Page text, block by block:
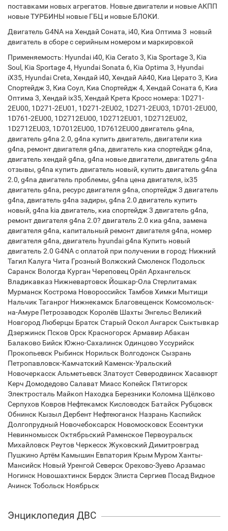
поставками новых агрегатов. Новые двигатели и новые АКПП
новые ТУРБИНЫ новые ГБЦ и новые БЛОКИ.
Двигатель G4NA на Хендай Соната, i40, Киа Оптима 3 новый
двигатель в сборе с серийным номером и маркировкой
Применяемость: Hyundai i40, Kia Cerato 3, Kia Sportage 3, Kia
Soul, Kia Sportage 4, Hyundai Sonata 6, Kia Optima 3, Hyundai
iX35, Hyundai Creta, Хендай i40, Хендай Ай40, Киа Церато 3, Киа
Спортейдж 3, Киа Соул, Киа Спортейдж 4, Хендай Соната 6, Киа
Оптима 3, Хендай ix35, Хендай Крета Кросс номера: 1D271-
2EU00, 1D271-2EU01, 1D271-2EU02, 1D271-2EU03, 1D701-2EU00,
1D761-2EU00, 1D2712EU00, 1D2712EU01, 1D2712EU02,
1D2712EU03, 1D7012EU00, 1D7612EU00 двигатель g4na,
двигатель g4na 2.0, g4na купить двигатель, двигатели киа
g4na, ремонт двигателя g4na, двигатель киа спортейдж g4na,
двигатель хендай g4na, g4na новые двигатели, двигатель g4na
отзывы, g4na купить двигатель новый, купить двигатель g4na
2.0, g4na двигатель проблемы, g4na цена двигателя, ix35
двигатель g4na, ресурс двигателя g4na, спортейдж 3 двигатель
g4na, двигатель g4na задиры, g4na 2.0 двигатель купить
новый, g4na kia двигатель, киа спортейдж 3 двигатель g4na,
ремонт двигателя g4na 2.0? двигатель 2.0 киа g4na, замена
двигателя g4na, капитальный ремонт двигателя g4na, номер
двигателя g4na, двигатель hyundai g4na Купить новый
двигатель 2.0 G4NA с оплатой при получении в город: Нижний
Тагил Калуга Чита Грозный Волжский Смоленск Подольск
Саранск Вологда Курган Череповец Орёл Архангельск
Владикавказ Нижневартовск Йошкар-Ола Стерлитамак
Мурманск Кострома Новороссийск Тамбов Химки Мытищи
Нальчик Таганрог Нижнекамск Благовещенск Комсомольск-
на-Амуре Петрозаводск Королёв Шахты Энгельс Великий
Новгород Люберцы Братск Старый Оскол Ангарск Сыктывкар
Дзержинск Псков Орск Красногорск Армавир Абакан
Балаково Бийск Южно-Сахалинск Одинцово Уссурийск
Прокопьевск Рыбинск Норильск Волгодонск Сызрань
Петропавловск-Камчатский Каменск-Уральский
Новочеркасск Альметьевск Златоуст Северодвинск Хасавюрт
Керч Домодедово Салават Миасс Копейск Пятигорск
Электросталь Майкоп Находка Березники Коломна Щёлково
Серпухов Ковров Нефтекамск Кисловодск Батайск Рубцовск
Обнинск Кызыл Дербент Нефтеюганск Назрань Каспийск
Долгопрудный Новочебоксарск Новомосковск Ессентуки
Невинномысск Октябрьский Раменское Первоуральск
Михайловск Реутов Черкесск Жуковский Димитровград
Пушкино Артём Камышин Евпатория Крым Муром Ханты-
Мансийск Новый Уренгой Северск Орехово-Зуево Арзамас
Ногинск Новошахтинск Бердск Элиста Сергиев Посад Видное
Ачинск Тобольск Ноябрьск
Энциклопедия ДВС